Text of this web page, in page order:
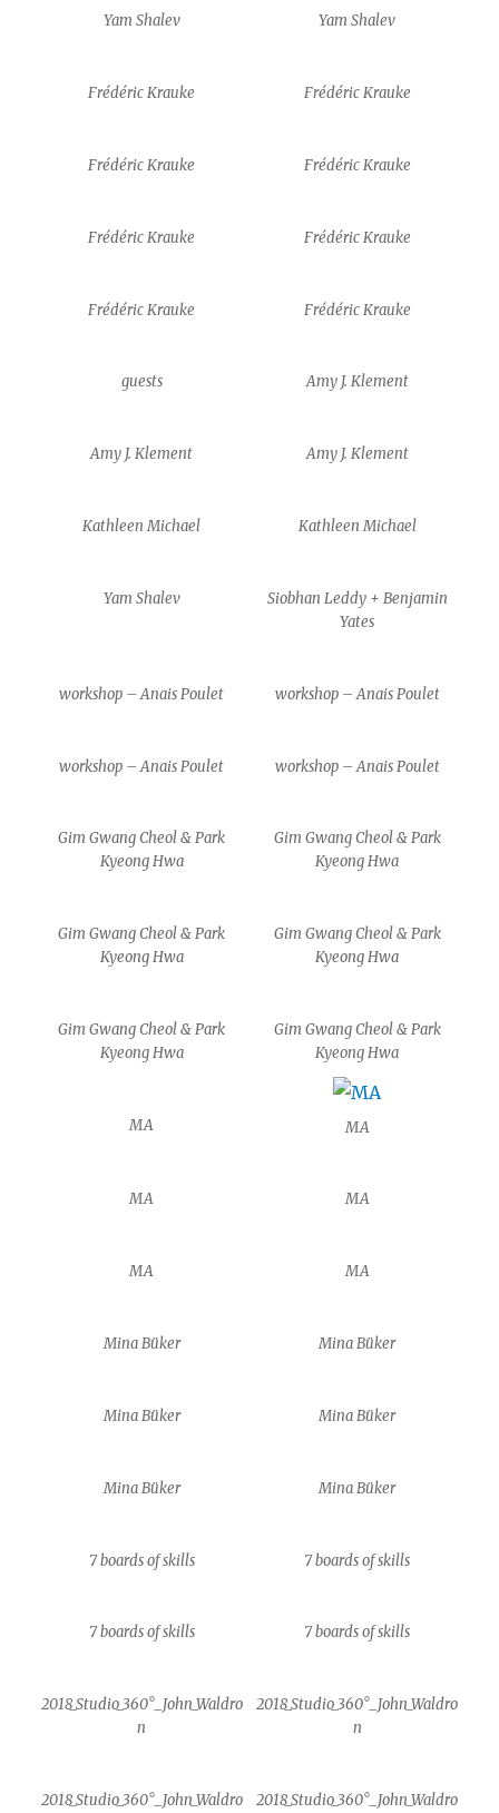
Yam Shalev Yam Shalev
Frédéric Krauke Frédéric Krauke
Frédéric Krauke Frédéric Krauke
Frédéric Krauke Frédéric Krauke
Frédéric Krauke Frédéric Krauke
guests Amy J. Klement
Amy J. Klement Amy J. Klement
Kathleen Michael Kathleen Michael
Yam Shalev
Siobhan Leddy + Benjamin
Yates
workshop – Anais Poulet workshop – Anais Poulet
workshop – Anais Poulet workshop – Anais Poulet
Gim Gwang Cheol & Park
Kyeong Hwa
Gim Gwang Cheol & Park
Kyeong Hwa
Gim Gwang Cheol & Park
Kyeong Hwa
Gim Gwang Cheol & Park
Kyeong Hwa
Gim Gwang Cheol & Park
Kyeong Hwa
Gim Gwang Cheol & Park
Kyeong Hwa
MA MA
MA MA
MA MA
Mina Büker Mina Büker
Mina Büker Mina Büker
Mina Büker Mina Büker
7 boards of skills 7 boards of skills
7 boards of skills 7 boards of skills
2018_Studio_360°_John_Waldro
n
2018_Studio_360°_John_Waldro
n
2018_Studio_360°_John_Waldro
2018_Studio_360°_John_Waldro